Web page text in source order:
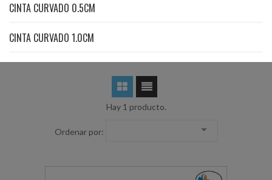
CINTA CURVADO 0.5CM
CINTA CURVADO 1.0CM
Hay 1 producto.
Ordenar por: 